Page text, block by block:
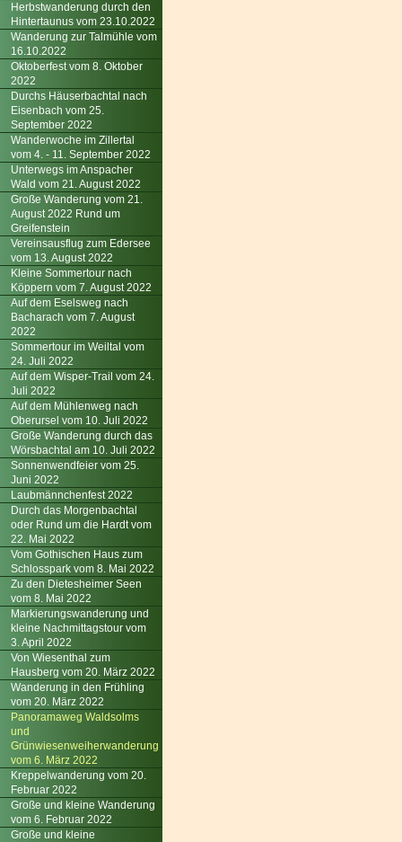
Herbstwanderung durch den
Hintertaunus vom 23.10.2022
Wanderung zur Talmühle vom
16.10.2022
Oktoberfest vom 8. Oktober
2022
Durchs Häuserbachtal nach
Eisenbach vom 25.
September 2022
Wanderwoche im Zillertal
vom 4. - 11. September 2022
Unterwegs im Anspacher
Wald vom 21. August 2022
Große Wanderung vom 21.
August 2022 Rund um
Greifenstein
Vereinsausflug zum Edersee
vom 13. August 2022
Kleine Sommertour nach
Köppern vom 7. August 2022
Auf dem Eselsweg nach
Bacharach vom 7. August
2022
Sommertour im Weiltal vom
24. Juli 2022
Auf dem Wisper-Trail vom 24.
Juli 2022
Auf dem Mühlenweg nach
Oberursel vom 10. Juli 2022
Große Wanderung durch das
Wörsbachtal am 10. Juli 2022
Sonnenwendfeier vom 25.
Juni 2022
Laubmännchenfest 2022
Durch das Morgenbachtal
oder Rund um die Hardt vom
22. Mai 2022
Vom Gothischen Haus zum
Schlosspark vom 8. Mai 2022
Zu den Dietesheimer Seen
vom 8. Mai 2022
Markierungswanderung und
kleine Nachmittagstour vom
3. April 2022
Von Wiesenthal zum
Hausberg vom 20. März 2022
Wanderung in den Frühling
vom 20. März 2022
Panoramaweg Waldsolms
und
Grünwiesenweiherwanderung
vom 6. März 2022
Kreppelwanderung vom 20.
Februar 2022
Große und kleine Wanderung
vom 6. Februar 2022
Große und kleine